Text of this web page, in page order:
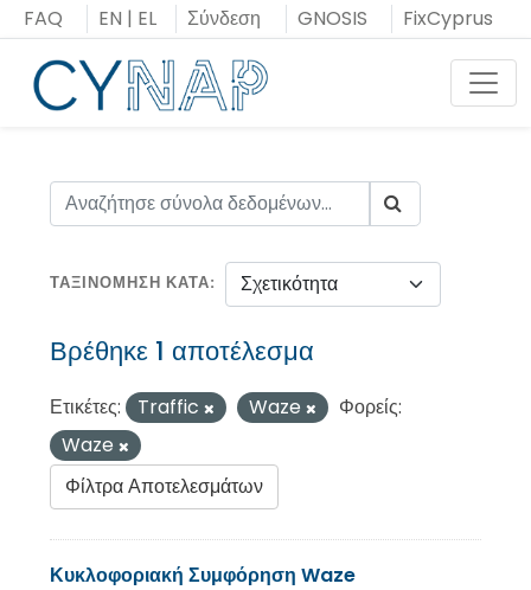
Μεταπήδηση
στο
περιεχόμενο
FAQ EN | EL Σύνδεση GNOSIS FixCyprus
ΤΑΞΙΝΌΜΗΣΗ ΚΑΤΆ
Βρέθηκε 1 αποτέλεσμα
Ετικέτες: Traffic Waze
Φορείς:
Waze
Φίλτρα Αποτελεσμάτων
Κυκλοφοριακή Συμφόρηση Waze